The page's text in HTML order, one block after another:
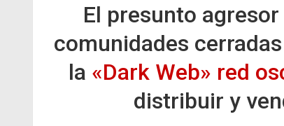
El presunto
comunidades
la «Dark Web» red
distribuir y